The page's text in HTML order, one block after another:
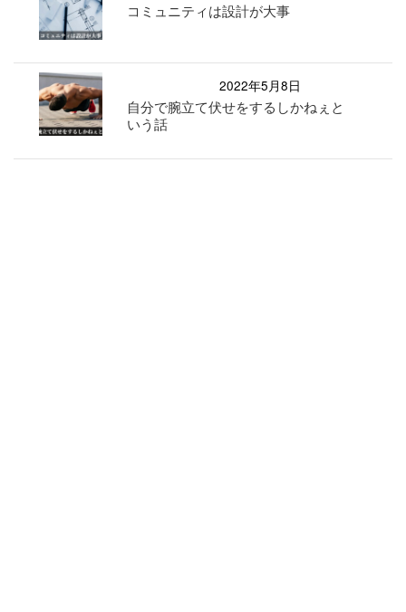
コミュニティは設計が大事
2022年5月8日
自分で腕立て伏せをするしかねぇと
いう話